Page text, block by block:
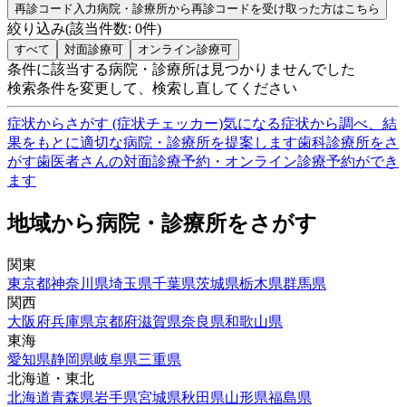
再診コード入力病院・診療所から再診コードを受け取った方はこちら
絞り込み(該当件数: 0件)
すべて 対面診療可 オンライン診療可
条件に該当する病院・診療所は見つかりませんでした
検索条件を変更して、検索し直してください
症状からさがす (症状チェッカー)気になる症状から調べ、結
果をもとに適切な病院・診療所を提案します歯科診療所をさ
がす歯医者さんの対面診療予約・オンライン診療予約ができ
ます
地域から病院・診療所をさがす
関東
東京都神奈川県埼玉県千葉県茨城県栃木県群馬県
関西
大阪府兵庫県京都府滋賀県奈良県和歌山県
東海
愛知県静岡県岐阜県三重県
北海道・東北
北海道青森県岩手県宮城県秋田県山形県福島県